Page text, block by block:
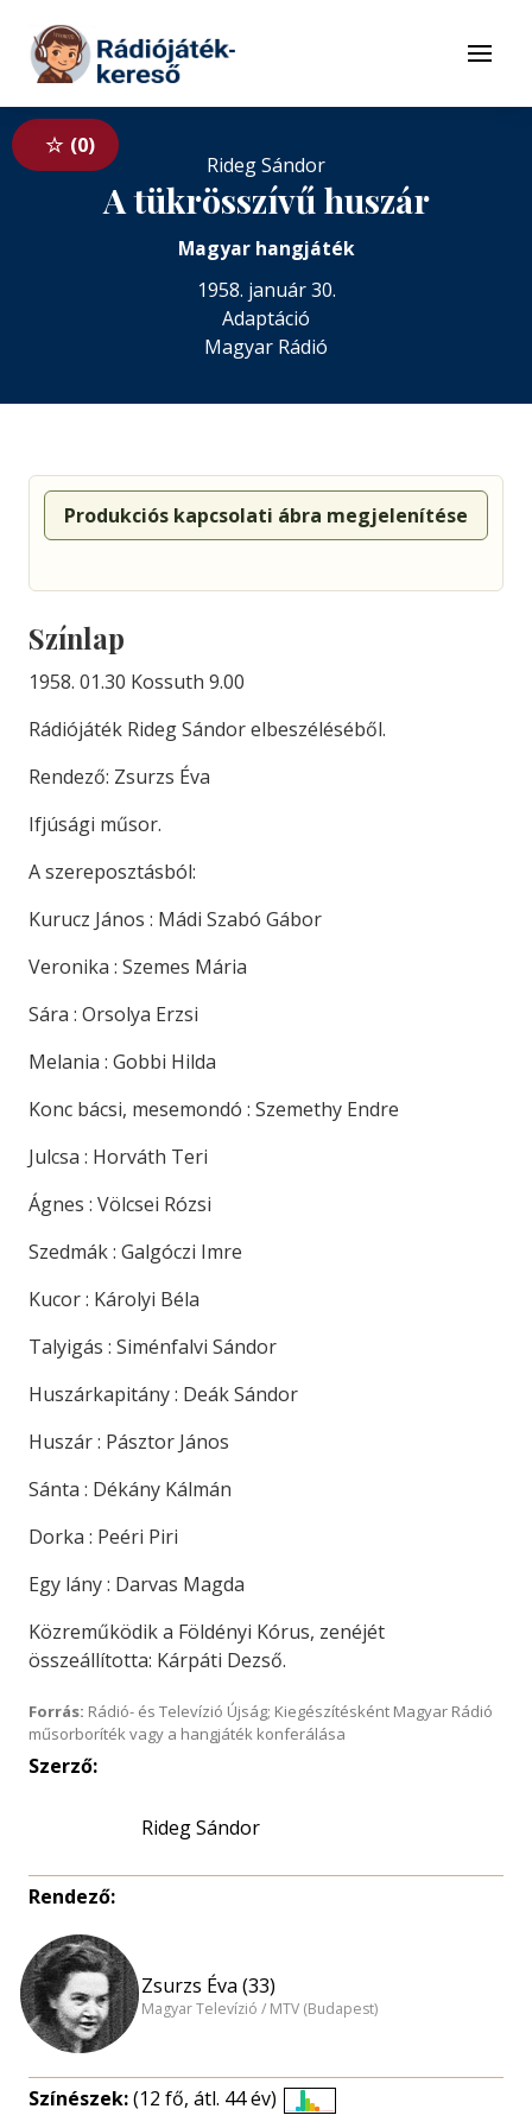
Tovább a tartalomhoz
Menü
0
Rideg Sándor
A tükrösszívű huszár
Magyar hangjáték
1958. január 30.
Adaptáció
Magyar Rádió
Produkciós kapcsolati ábra megjelenítése
Színlap
1958. 01.30 Kossuth 9.00
Rádiójáték Rideg Sándor elbeszéléséből.
Rendező: Zsurzs Éva
Ifjúsági műsor.
A szereposztásból:
Kurucz János : Mádi Szabó Gábor
Veronika : Szemes Mária
Sára : Orsolya Erzsi
Melania : Gobbi Hilda
Konc bácsi, mesemondó : Szemethy Endre
Julcsa : Horváth Teri
Ágnes : Völcsei Rózsi
Szedmák : Galgóczi Imre
Kucor : Károlyi Béla
Talyigás : Siménfalvi Sándor
Huszárkapitány : Deák Sándor
Huszár : Pásztor János
Sánta : Dékány Kálmán
Dorka : Peéri Piri
Egy lány : Darvas Magda
Közreműködik a Földényi Kórus, zenéjét
összeállította: Kárpáti Dezső.
Forrás: Rádió- és Televízió Újság; Kiegészítésként Magyar Rádió
műsorboríték vagy a hangjáték konferálása
Szerző:
Rideg Sándor
Rendező:
Zsurzs Éva (33)
Magyar Televízió / MTV (Budapest)
Színészek:(12 fő, átl. 44 év)